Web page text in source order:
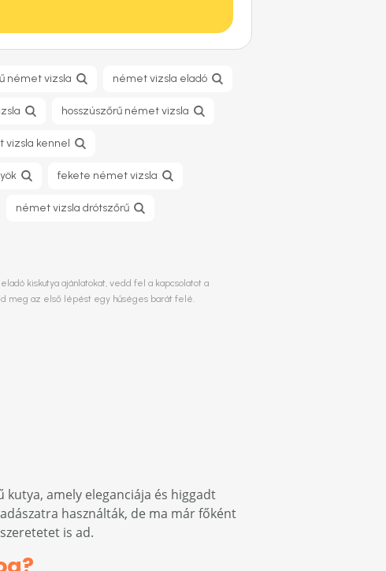
német vizsla német vizsla eladó
hosszúszőrű német vizsla
vizsla kennel
fekete német vizsla
német vizsla drótszőrű
kiskutya ajánlatokat, vedd fel a kapcsolatot a
meg az első lépést egy hűséges barát felé.
amely eleganciája és higgadt
használták, de ma már főként
is ad.